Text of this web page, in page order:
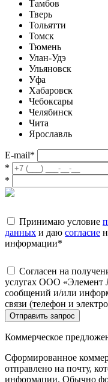
Тамбов
Тверь
Тольятти
Томск
Тюмень
Улан-Удэ
Ульяновск
Уфа
Хабаровск
Чебоксары
Челябинск
Чита
Ярославль
E-mail*
*
*
Принимаю условие
данных и даю согласие
информации*
Согласен на
услугах ООО «Элемент
сообщений и/или
связи (телефон и
Отправить запрос
Коммерческое
Сформированное
отправлено на почту,
информации. Обычно